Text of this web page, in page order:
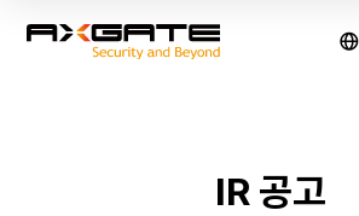
IR 공고